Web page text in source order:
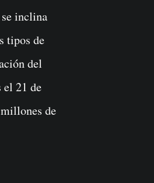
inclina
tipos de
del
el 21 de
de